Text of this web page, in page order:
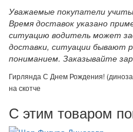
Уважаемые покупатели
Время доставок указано
ситуацию водитель может
доставки, ситуации бывают
пониманием. Заказывайте
Гирлянда С Днем Рождения!
на скотче
С этим товаром